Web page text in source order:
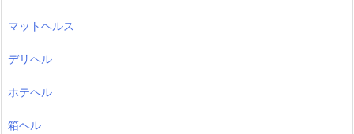
マットヘルス
デリヘル
ホテヘル
箱ヘル